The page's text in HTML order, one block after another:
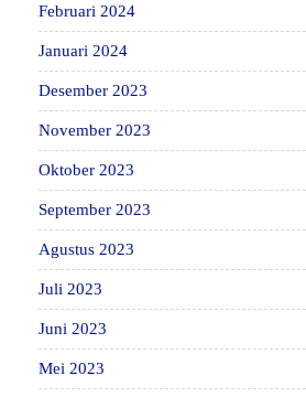
Februari 2024
Januari 2024
Desember 2023
November 2023
Oktober 2023
September 2023
Agustus 2023
Juli 2023
Juni 2023
Mei 2023